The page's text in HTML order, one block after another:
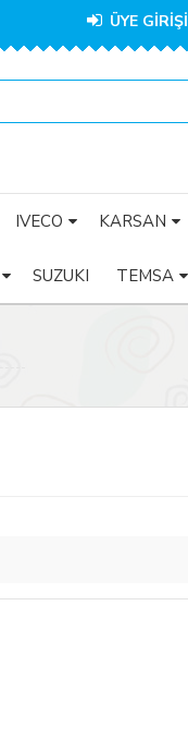
ÜYE GİRİŞİ
IVECO KARSAN
SUZUKI TEMSA